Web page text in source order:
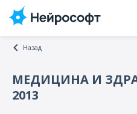
Назад
МЕДИЦИНА И
2013